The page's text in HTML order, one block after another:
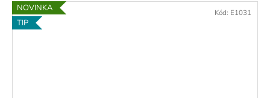
NOVINKA
TIP
Kód: E1031